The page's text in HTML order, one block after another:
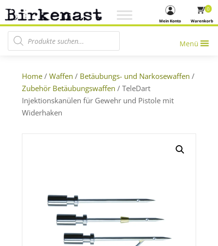
Warenkorb
0
Mein Konto
Products search
Menü
Home/ Waffen / Betäubungs- und Narkosewaffen /
Zubehör Betäubungswaffen / TeleDart
Injektionskanülen für Gewehr und Pistole mit
Widerhaken